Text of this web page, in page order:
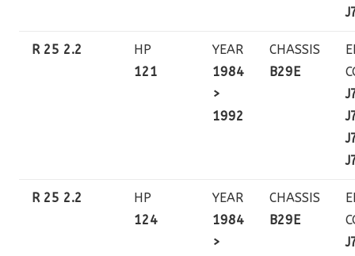
R 25 2.2
HP
121
YEAR
1984
>
1992
CHASSIS
B29E
R 25 2.2
HP
124
YEAR
1984
>
CHASSIS
B29E